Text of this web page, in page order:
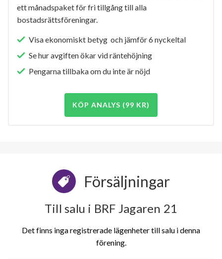
ett månadspaket för fri tillgång till alla
bostadsrättsföreningar.
Visa ekonomiskt betyg och jämför 6 nyckeltal
Se hur avgiften ökar vid räntehöjning
Pengarna tillbaka om du inte är nöjd
KÖP ANALYS (99 KR)
Försäljningar
Till salu i BRF Jagaren 21
Det finns inga registrerade lägenheter till salu i denna
förening.